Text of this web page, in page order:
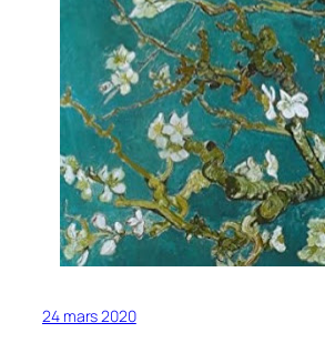
24 mars 2020